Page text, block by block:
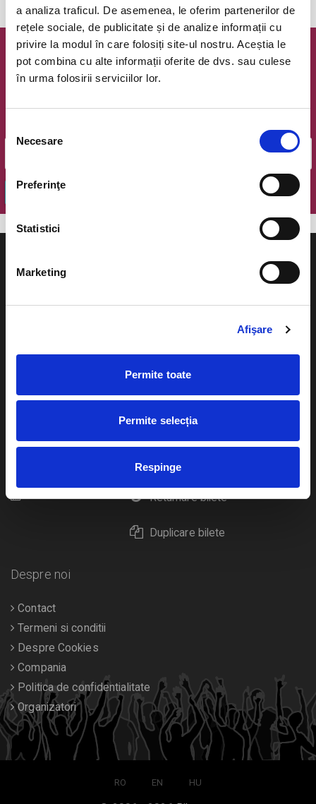
a analiza traficul. De asemenea, le oferim partenerilor de
rețele sociale, de publicitate și de analize informații cu
privire la modul în care folosiți site-ul nostru. Aceștia le
pot combina cu alte informații oferite de dvs. sau culese
în urma folosirii serviciilor lor.
consimțământului
Necesare
Preferinţe
Statistici
Marketing
Afişare
Permite toate
Permite selecția
Respinge
Newsletter @ Bilete.ro
OK
Cum comand bilete?
eBilet printat acasa
Livrare prin curier
Returnare bilete
Duplicare bilete
Cultura
Calendar
Despre noi
Contact
Termeni si conditii
Despre Cookies
Compania
Politica de confidentialitate
Organizatori
RO EN HU